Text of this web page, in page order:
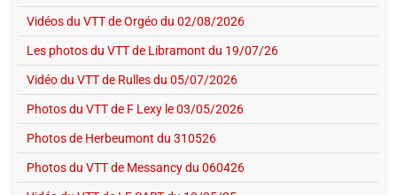
Vidéos du VTT de Orgéo du 02/08/2026
Les photos du VTT de Libramont du 19/07/26
Vidéo du VTT de Rulles du 05/07/2026
Photos du VTT de F Lexy le 03/05/2026
Photos de Herbeumont du 310526
Photos du VTT de Messancy du 060426